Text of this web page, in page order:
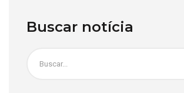
Buscar notícia